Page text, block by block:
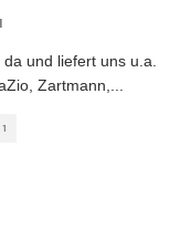
und liefert uns u.a.
Zartmann,
1